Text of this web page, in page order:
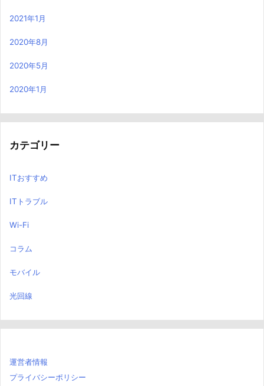
2021年1月
2020年8月
2020年5月
2020年1月
カテゴリー
ITおすすめ
ITトラブル
Wi-Fi
コラム
モバイル
光回線
運営者情報
プライバシーポリシー